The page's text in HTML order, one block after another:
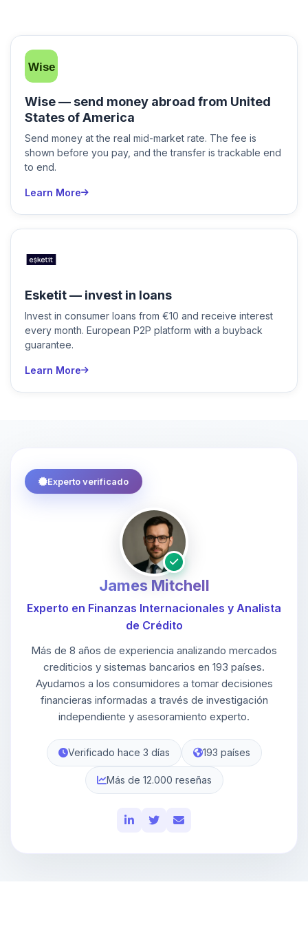
Wise — send money abroad from United
States of America
Send money at the real mid-market rate. The fee is
shown before you pay, and the transfer is trackable end
to end.
Learn More
Esketit — invest in loans
Invest in consumer loans from €10 and receive interest
every month. European P2P platform with a buyback
guarantee.
Learn More
Experto verificado
James Mitchell
Experto en Finanzas Internacionales y Analista
de Crédito
Más de 8 años de experiencia analizando mercados
crediticios y sistemas bancarios en 193 países.
Ayudamos a los consumidores a tomar decisiones
financieras informadas a través de investigación
independiente y asesoramiento experto.
Verificado hace 3 días 193 países
Más de 12.000 reseñas